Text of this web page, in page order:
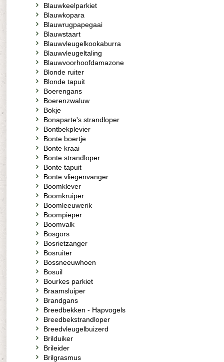
Blauwkeelparkiet
Blauwkopara
Blauwrugpapegaai
Blauwstaart
Blauwvleugelkookaburra
Blauwvleugeltaling
Blauwvoorhoofdamazone
Blonde ruiter
Blonde tapuit
Boerengans
Boerenzwaluw
Bokje
Bonaparte's strandloper
Bontbekplevier
Bonte boertje
Bonte kraai
Bonte strandloper
Bonte tapuit
Bonte vliegenvanger
Boomklever
Boomkruiper
Boomleeuwerik
Boompieper
Boomvalk
Bosgors
Bosrietzanger
Bosruiter
Bossneeuwhoen
Bosuil
Bourkes parkiet
Braamsluiper
Brandgans
Breedbekken - Hapvogels
Breedbekstrandloper
Breedvleugelbuizerd
Brilduiker
Brileider
Brilgrasmus